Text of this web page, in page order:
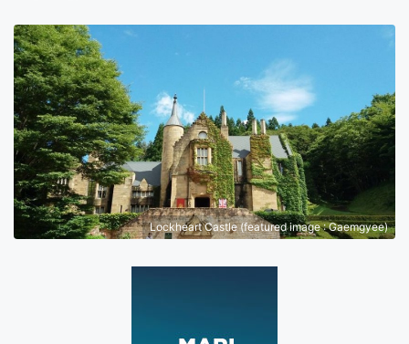
Lockheart Castle (featured image : Gaemgyee)